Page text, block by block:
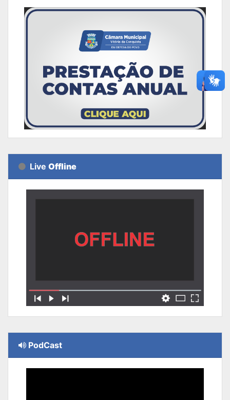
Live Offline
PodCast